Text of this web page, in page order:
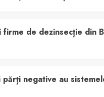
de dezinsecție din
părți negative au